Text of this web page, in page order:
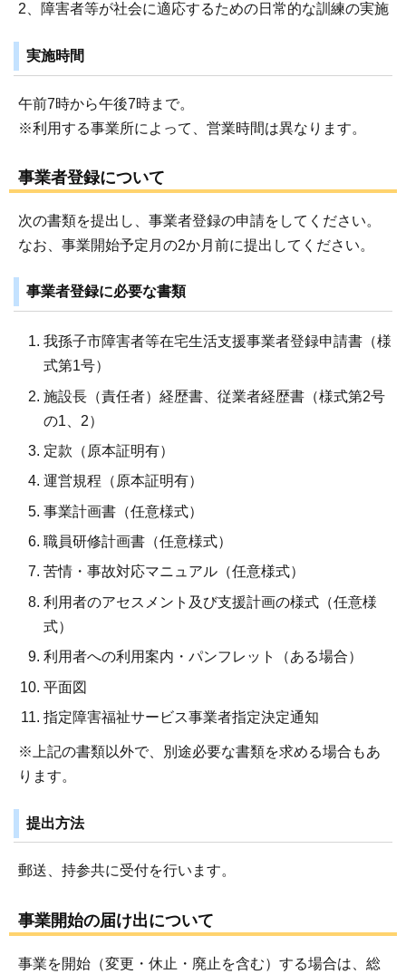
2、障害者等が社会に適応するための日常的な訓練の実施
実施時間
午前7時から午後7時まで。
※利用する事業所によって、営業時間は異なります。
事業者登録について
次の書類を提出し、事業者登録の申請をしてください。
なお、事業開始予定月の2か月前に提出してください。
事業者登録に必要な書類
我孫子市障害者等在宅生活支援事業者登録申請書（様
式第1号）
施設長（責任者）経歴書、従業者経歴書（様式第2号
の1、2）
定款（原本証明有）
運営規程（原本証明有）
事業計画書（任意様式）
職員研修計画書（任意様式）
苦情・事故対応マニュアル（任意様式）
利用者のアセスメント及び支援計画の様式（任意様
式）
利用者への利用案内・パンフレット（ある場合）
平面図
指定障害福祉サービス事業者指定決定通知
※上記の書類以外で、別途必要な書類を求める場合もあ
ります。
提出方法
郵送、持参共に受付を行います。
事業開始の届け出について
事業を開始（変更・休止・廃止を含む）する場合は、総